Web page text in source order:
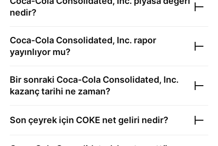
nedir?
Coca-Cola Consolidated, Inc. rapor
yayınlıyor mu?
Bir sonraki Coca-Cola Consolidated, Inc.
kazanç tarihi ne zaman?
Son çeyrek için COKE net geliri nedir?